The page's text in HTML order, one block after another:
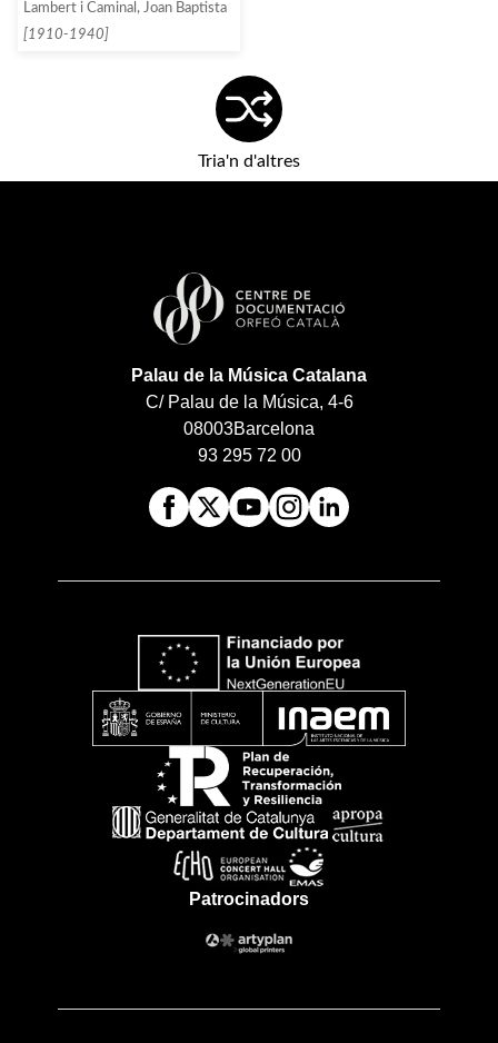
Lambert i Caminal, Joan Baptista
[1910-1940]
Tria'n d'altres
Palau de la Música Catalana
C/ Palau de la Música, 4-6
08003Barcelona
93 295 72 00
Patrocinadors